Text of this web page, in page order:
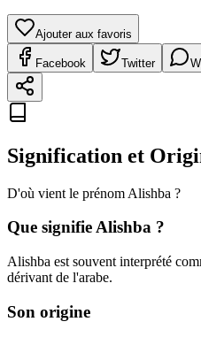
Ajouter aux favoris
Facebook Twitter
Signification et
D'où vient le prénom Alishba ?
Que signifieAlishba ?
Alishba est souvent interprété
dérivant de l'arabe.
Son origine